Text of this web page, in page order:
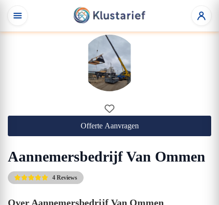
Offerte Aanvragen
Aannemersbedrijf Van Ommen
4 Reviews
Over Aannemersbedrijf Van Ommen